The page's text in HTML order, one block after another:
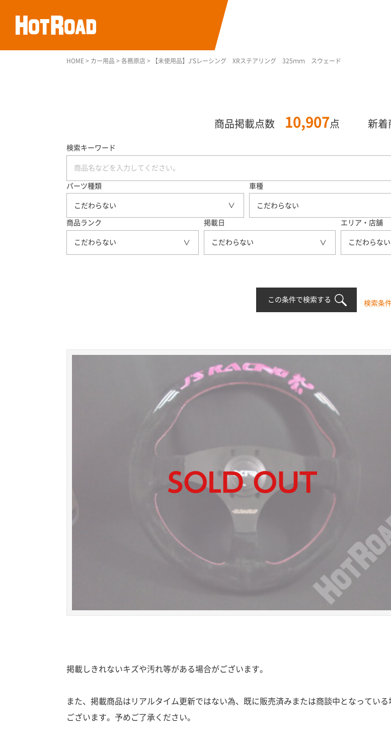
HOME > カー用品 > 各務原店 > 【未使用品】J‘Sレーシング XRステアリング 325ｍｍ スウェード
商品掲載点数 10,907点 新
検索キーワード
パーツ種類
こだわらない
車種
こだわらない
商品ランク
こだわらない
掲載日
こだわらない
エリア・店舗
こだわらない
この条件で検索する 検索条
掲載しきれないキズや汚れ等がある場合がございます。
また、掲載商品はリアルタイム更新ではない為、既に販売済みまたは商談中となっている
ございます。予めご了承ください。